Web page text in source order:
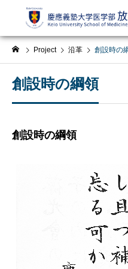
Project 沿革 創設時の
創設時の綱領
創設時の綱領